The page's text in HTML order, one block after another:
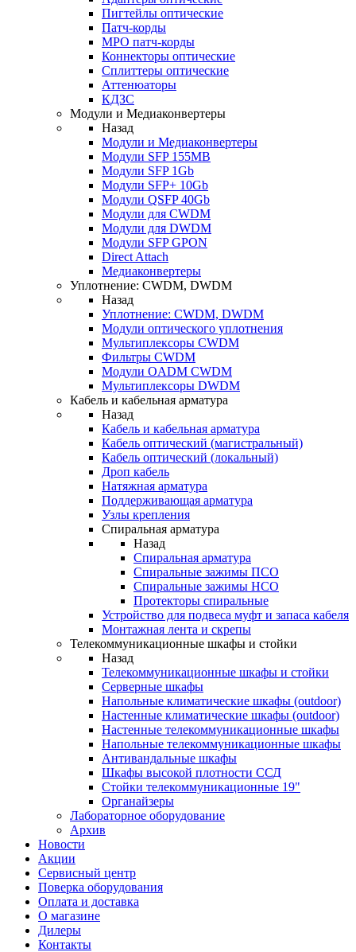
Пигтейлы оптические
Патч-корды
MPO патч-корды
Коннекторы оптические
Сплиттеры оптические
Аттенюаторы
КДЗС
Модули и Медиаконвертеры
Назад
Модули и Медиаконвертеры
Модули SFP 155MB
Модули SFP 1Gb
Модули SFP+ 10Gb
Модули QSFP 40Gb
Модули для CWDM
Модули для DWDM
Модули SFP GPON
Direct Attach
Медиаконвертеры
Уплотнение: CWDM, DWDM
Назад
Уплотнение: CWDM, DWDM
Модули оптического уплотнения
Мультиплексоры CWDM
Фильтры CWDM
Модули OADM CWDM
Мультиплексоры DWDM
Кабель и кабельная арматура
Назад
Кабель и кабельная арматура
Кабель оптический (магистральный)
Кабель оптический (локальный)
Дроп кабель
Натяжная арматура
Поддерживающая арматура
Узлы крепления
Спиральная арматура
Назад
Спиральная арматура
Спиральные зажимы ПСО
Спиральные зажимы НСО
Протекторы спиральные
Устройство для подвеса муфт и запаса кабеля
Монтажная лента и скрепы
Телекоммуникационные шкафы и стойки
Назад
Телекоммуникационные шкафы и стойки
Серверные шкафы
Напольные климатические шкафы (outdoor)
Настенные климатические шкафы (outdoor)
Настенные телекоммуникационные шкафы
Напольные телекоммуникационные шкафы
Антивандальные шкафы
Шкафы высокой плотности ССД
Стойки телекоммуникационные 19"
Органайзеры
Лабораторное оборудование
Архив
Новости
Акции
Сервисный центр
Поверка оборудования
Оплата и доставка
О магазине
Дилеры
Контакты